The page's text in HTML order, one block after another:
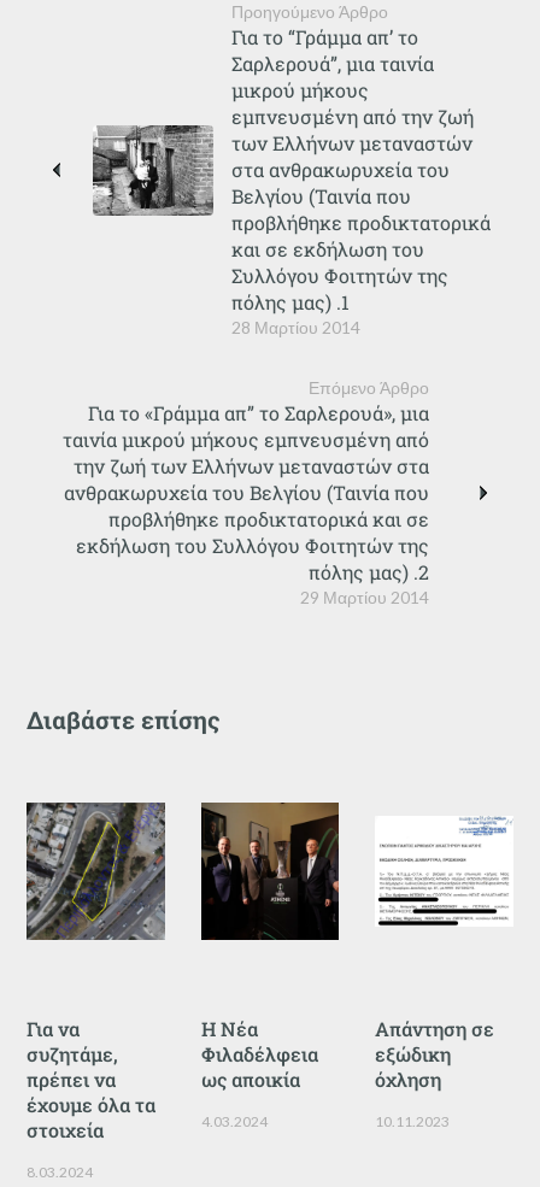
Προηγούμενο Άρθρο
28 Μαρτίου 2014
Για το “Γράμμα απ’ το
Σαρλερουά”, μια ταινία
μικρού μήκους
εμπνευσμένη από την ζωή
των Ελλήνων μεταναστών
στα ανθρακωρυχεία του
Βελγίου (Ταινία που
προβλήθηκε προδικτατορικά
και σε εκδήλωση του
Συλλόγου Φοιτητών της
πόλης μας) .1
Επόμενο Άρθρο
29 Μαρτίου 2014
Για το «Γράμμα απ” το Σαρλερουά», μια
ταινία μικρού μήκους εμπνευσμένη από
την ζωή των Ελλήνων μεταναστών στα
ανθρακωρυχεία του Βελγίου (Ταινία που
προβλήθηκε προδικτατορικά και σε
εκδήλωση του Συλλόγου Φοιτητών της
πόλης μας) .2
Διαβάστε επίσης
Για να
συζητάμε,
πρέπει να
έχουμε όλα τα
στοιχεία
8.03.2024
Η Νέα
Φιλαδέλφεια
ως αποικία
4.03.2024
Απάντηση σε
εξώδικη
όχληση
10.11.2023